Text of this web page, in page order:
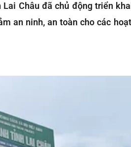
Châu đã chủ động triển
an ninh, an toàn cho các